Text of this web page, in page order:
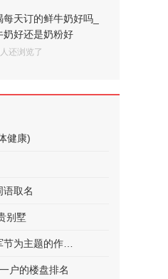
天订的鲜牛奶好吗_
奶好还是奶粉好
还浏览了
健康)
语取名
别墅
户的楼盘排名